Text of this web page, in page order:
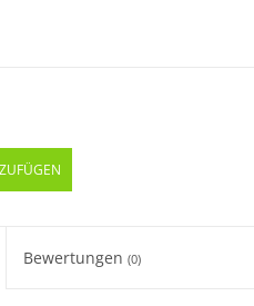
Bewertungen (0)